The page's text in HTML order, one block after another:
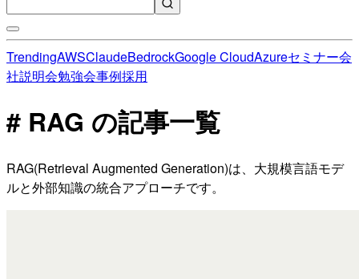
TrendingAWSClaudeBedrockGoogle CloudAzureセミナー会
社説明会勉強会事例採用
# RAG の記事一覧
RAG(Retrieval Augmented Generation)は、大規模言語モデ
ルと外部知識の統合アプローチです。